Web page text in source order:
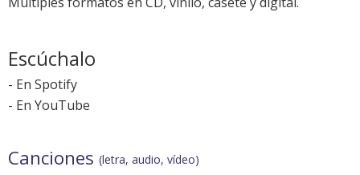
Escúchalo
- En Spotify
- En YouTube
Canciones (letra, audio, vídeo)